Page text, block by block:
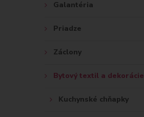
Galantéria
Priadze
Záclony
Bytový textil a dekorácie
Kuchynské chňapky